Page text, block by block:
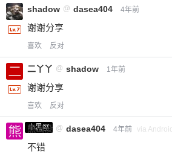
¥
shadow @ dasea404 4年前
谢谢分享
喜欢 反对
二丫丫 @ shadow 1年前
谢谢分享
喜欢 反对
小黑屋
熊出没 @ dasea404 4年前 via Android
不错
限。